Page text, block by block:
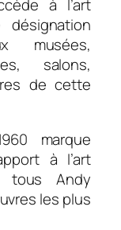
à l’art
désignation
musées,
salons,
de cette
marque
à l’art
tous Andy
les plus